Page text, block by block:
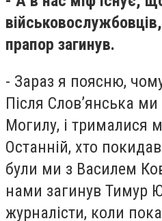
прапор загинув.
- Зараз я поясню,
Після Слов’янська
Могилу, і трималися
Останній, хто
були ми з Василем
нами загинув Тимур
журналісти, коли